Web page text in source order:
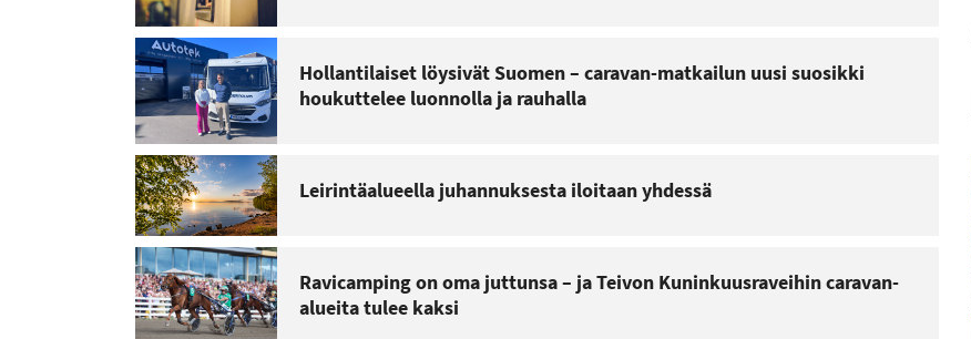
Hollantilaiset löysivät Suomen – caravan-matkailun uusi suosikki
houkuttelee luonnolla ja rauhalla
Leirintäalueella juhannuksesta iloitaan yhdessä
Ravicamping on oma juttunsa – ja Teivon Kuninkuusraveihin caravan-
alueita tulee kaksi